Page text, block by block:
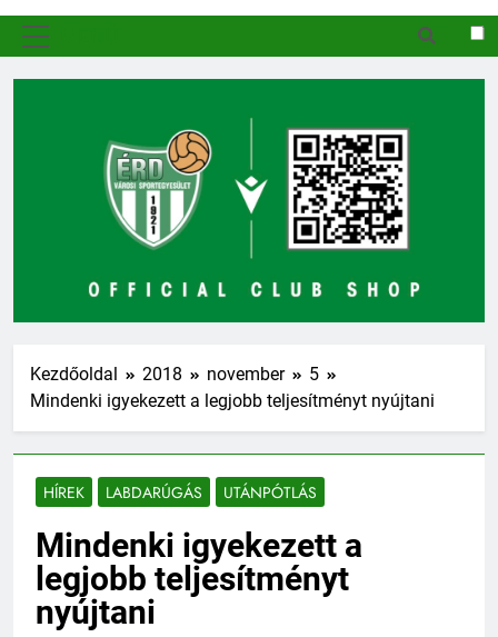
Kezdőoldal 2018 november
5
Mindenki igyekezett a legjobb teljesítményt nyújtani
HÍREK LABDARÚGÁS UTÁNPÓTLÁS
Mindenki igyekezett a
legjobb teljesítményt
nyújtani